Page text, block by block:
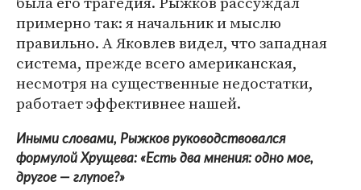
примерно так: я начальник и мыслю
правильно. А Яковлев видел, что западная
система, прежде всего американская,
несмотря на существенные недостатки,
работает эффективнее нашей.
Иными словами, Рыжков руководствовался
формулой Хрущева: «Есть два мнения: одно мое,
другое — глупое?»